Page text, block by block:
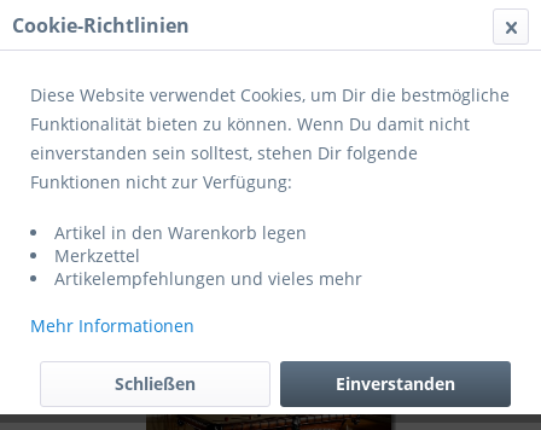
Menü
Übersicht Billardtische
ARIZONA
Cookie-Richtlinien
Diese Website verwendet Cookies, um Dir die bestmögliche
Funktionalität bieten zu können. Wenn Du damit nicht
einverstanden sein solltest, stehen Dir folgende
Funktionen nicht zur Verfügung:
Artikel in den Warenkorb legen
Merkzettel
Artikelempfehlungen und vieles mehr
Mehr Informationen
Einverstanden
Schließen